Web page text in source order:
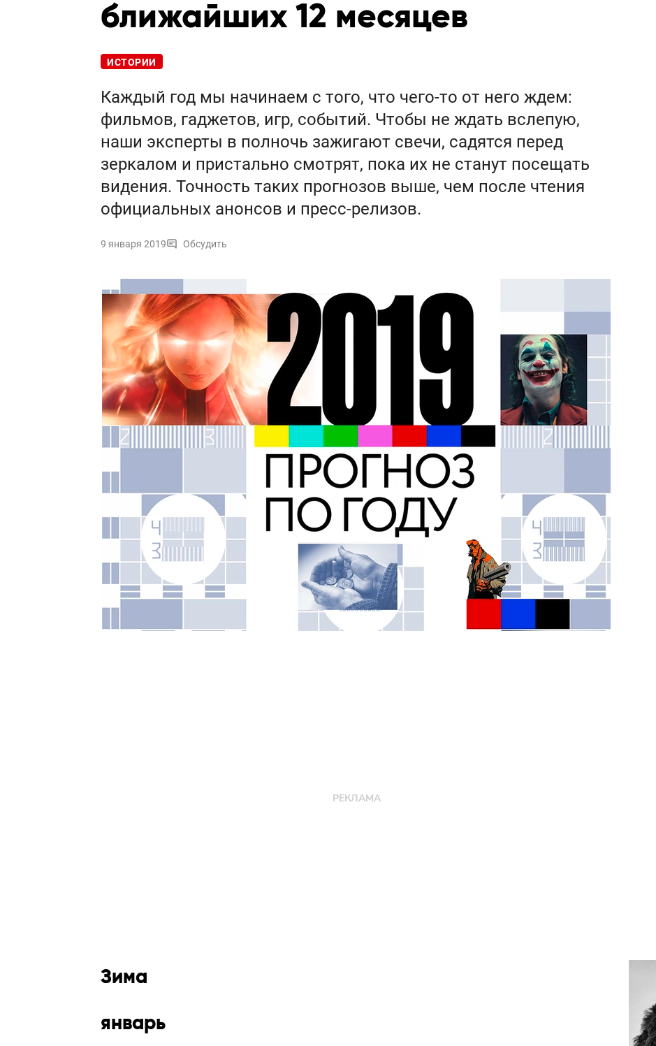
ближайших 12 месяцев
ИСТОРИИ
Каждый год мы начинаем с того, что чего-то от него ждем:
фильмов, гаджетов, игр, событий. Чтобы не ждать вслепую,
наши эксперты в полночь зажигают свечи, садятся перед
зеркалом и пристально смотрят, пока их не станут посещать
видения. Точность таких прогнозов выше, чем после чтения
официальных анонсов и пресс-релизов.
9 января 2019 Обсудить
Зима
январь